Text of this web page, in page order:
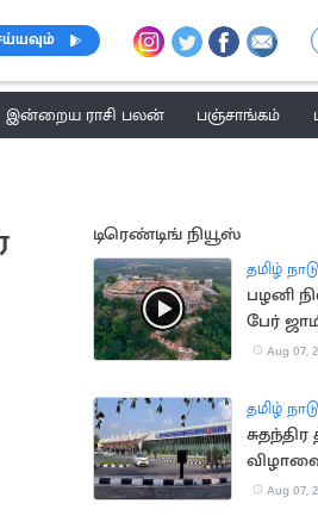
இன்றைய ராசி பலன் பஞ்சாங்கம்
டிரெண்டிங் நியூஸ்
தமிழ் நாடு
பழனி
பேர்
Aug 07,
தமிழ் நாடு
விமான
Aug 07,